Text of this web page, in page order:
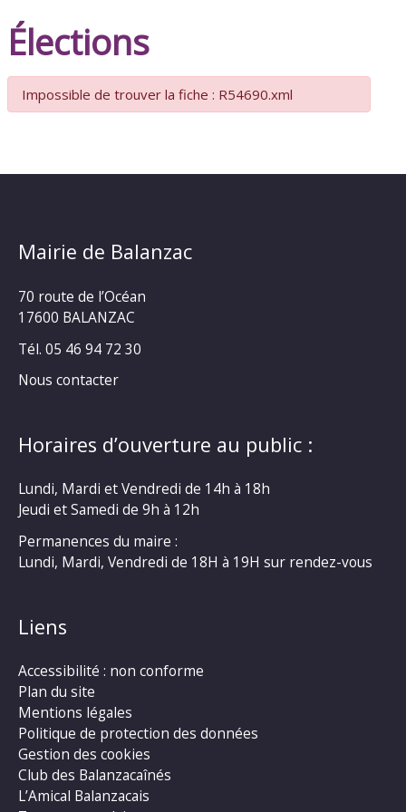
Élections
Impossible de trouver la fiche : R54690.xml
Mairie de Balanzac
70 route de l’Océan
17600 BALANZAC
Tél. 05 46 94 72 30
Nous contacter
Horaires d’ouverture au public :
Lundi, Mardi et Vendredi de 14h à 18h
Jeudi et Samedi de 9h à 12h
Permanences du maire :
Lundi, Mardi, Vendredi de 18H à 19H sur rendez-vous
Liens
Accessibilité : non conforme
Plan du site
Mentions légales
Politique de protection des données
Gestion des cookies
Club des Balanzacaînés
L’Amical Balanzacais